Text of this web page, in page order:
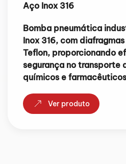
Aço Inox 316
Bomba pneumática
Inox 316, com
Teflon, proporcionando
segurança no transporte
químicos e
Ver produto